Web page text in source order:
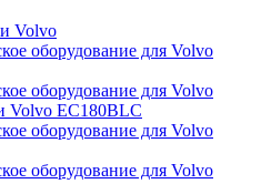
Volvo
оборудование для Volvo
оборудование для Volvo
Volvo EC180BLC
оборудование для Volvo
оборудование для Volvo